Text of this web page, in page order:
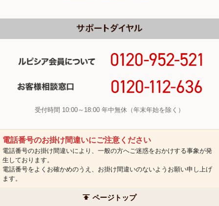
受付時間 10:00～18:00 年中無休（年末年始を除く）
電話番号のお掛け間違いにご注意ください
電話番号のお掛け間違いにより、一般の方へご迷惑をおかけする事象が発
生しております。
電話番号をよくお確かめのうえ、お掛け間違いのないようお願い申し上げ
ます。
ページトップ